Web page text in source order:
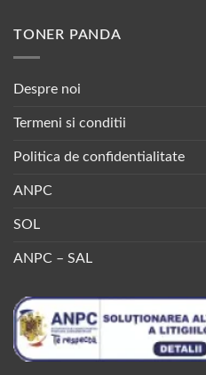
TONER PANDA
Despre noi
Termeni si conditii
Politica de confidentialitate
ANPC
SOL
ANPC – SAL